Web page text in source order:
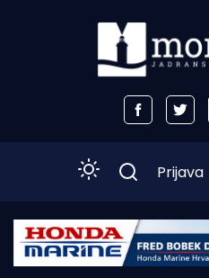
Početna
Prijava